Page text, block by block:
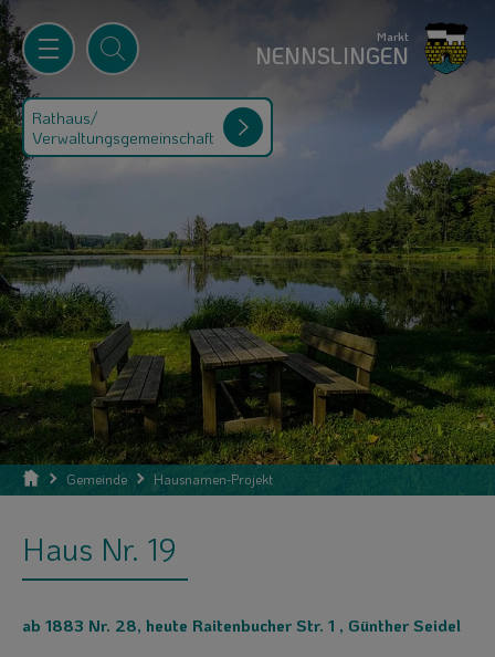
Markt
NENNSLINGEN
Rathaus/
Verwaltungsgemeinschaft
Gemeinde Hausnamen-Projekt
Haus Nr. 19
ab 1883 Nr. 28, heute Raitenbucher Str. 1 , Günther Seidel